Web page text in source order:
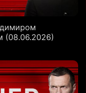
(08.06.2026)